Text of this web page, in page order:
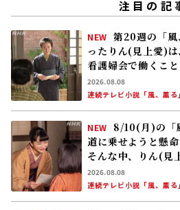
注目の記
NEW 第20週の「
ったりん(見上愛)
看護婦会で働くこ
分の理想とした無償
2026.08.08
連続テレビ小説「風、薫る」
NEW
8/10(月)の「
道に乗せようと懸
そんな中、りん(見
る
2026.08.08
連続テレビ小説「風、薫る」